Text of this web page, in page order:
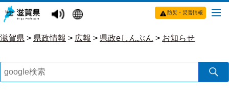
防災・災害情報
滋賀県 > 県政情報 > 広報 > 県政eしんぶん > お知らせ